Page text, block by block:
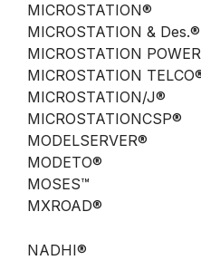
MICROSTATION®
MICROSTATION & Des.®
MICROSTATION
MICROSTATION
MICROSTATION/J®
MICROSTATIONCSP®
MODELSERVER®
MODETO®
MOSES™
MXROAD®
NADHI®